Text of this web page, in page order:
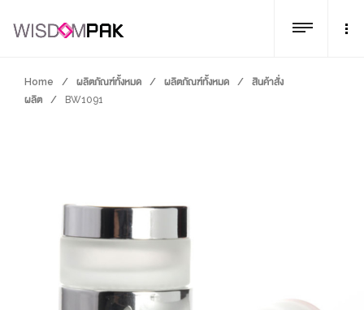
Home / ผลิตภัณฑ์ทั้งหมด / ผลิตภัณฑ์ทั้งหมด /
สินค้าสั่ง
ผลิต
/ BW1091